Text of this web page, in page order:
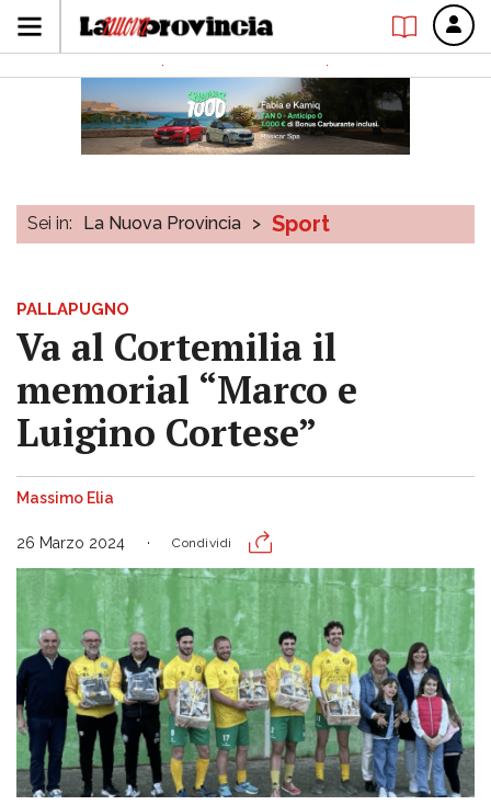
Sei in: La Nuova Provincia > Sport
PALLAPUGNO
Va al Cortemilia il
memorial “Marco e
Luigino Cortese”
Massimo Elia
26 Marzo 2024 Condividi